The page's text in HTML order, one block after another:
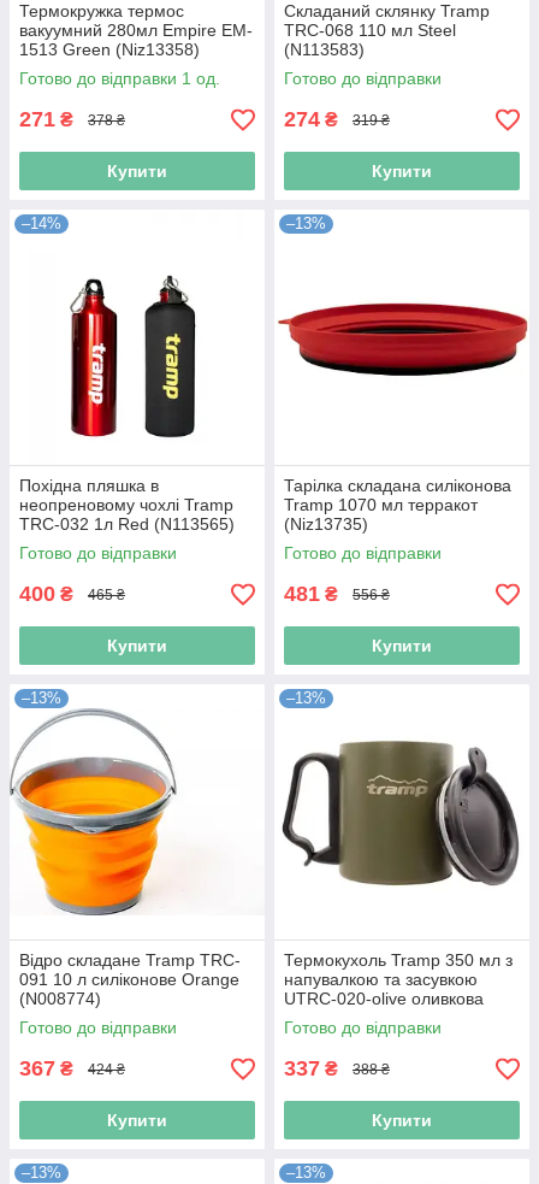
Термокружка термос
вакуумний 280мл Empire EM-
1513 Green (Niz13358)
Готово до відправки 1 од.
271 ₴ 378 ₴
Купити
Складаний склянку Tramp
TRC-068 110 мл Steel
(N113583)
Готово до відправки
274 ₴ 319 ₴
Купити
–14%
Похідна пляшка в
неопреновому чохлі Tramp
TRC-032 1л Red (N113565)
Готово до відправки
400 ₴ 465 ₴
Купити
–13%
Тарілка складана силіконова
Tramp 1070 мл терракот
(Niz13735)
Готово до відправки
481 ₴ 556 ₴
Купити
–13%
Відро складане Tramp TRC-
091 10 л силіконове Orange
(N008774)
Готово до відправки
367 ₴ 424 ₴
Купити
–13%
Термокухоль Tramp 350 мл з
напувалкою та засувкою
UTRC-020-olive оливкова
(Niz16018)
Готово до відправки
337 ₴ 388 ₴
Купити
–13% –13%